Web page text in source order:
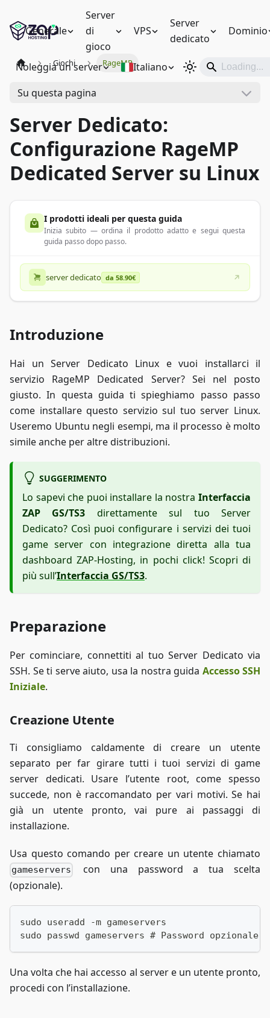
Generale
Server
di
gioco
VPS
Server
dedicato
Dominio
Noleggia un server Italiano
Giochi RageMP
Su questa pagina
Server Dedicato:
Configurazione RageMP
Dedicated Server su Linux
I prodotti ideali per questa guida
Inizia subito — ordina il prodotto adatto e segui questa
guida passo dopo passo.
server dedicato da 58.90€
Introduzione
Hai un Server Dedicato Linux e vuoi installarci il
servizio RageMP Dedicated Server? Sei nel posto
giusto. In questa guida ti spieghiamo passo passo
come installare questo servizio sul tuo server Linux.
Useremo Ubuntu negli esempi, ma il processo è molto
simile anche per altre distribuzioni.
SUGGERIMENTO
Lo sapevi che puoi installare la nostra Interfaccia
ZAP GS/TS3 direttamente sul tuo Server
Dedicato? Così puoi configurare i servizi dei tuoi
game server con integrazione diretta alla tua
dashboard ZAP-Hosting, in pochi click! Scopri di
più sull’Interfaccia GS/TS3.
Preparazione
Per cominciare, connettiti al tuo Server Dedicato via
SSH. Se ti serve aiuto, usa la nostra guida Accesso SSH
Iniziale.
Creazione Utente
Ti consigliamo caldamente di creare un utente
separato per far girare tutti i tuoi servizi di game
server dedicati. Usare l’utente root, come spesso
succede, non è raccomandato per vari motivi. Se hai
già un utente pronto, vai pure ai passaggi di
installazione.
Usa questo comando per creare un utente chiamato
gameservers
con una password a tua scelta
(opzionale).
sudo useradd -m gameservers
sudo passwd gameservers # Password opzionale
Una volta che hai accesso al server e un utente pronto,
procedi con l’installazione.